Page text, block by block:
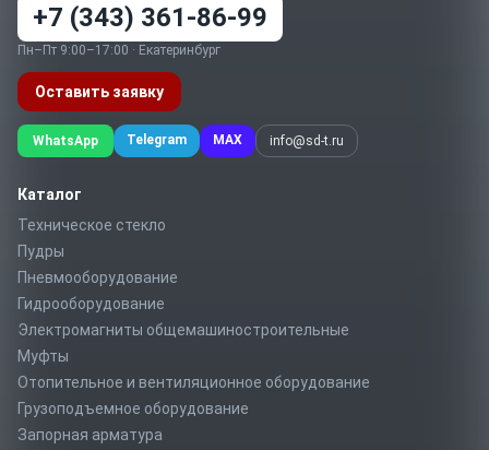
+7 (343) 361-86-99
Пн–Пт 9:00–17:00 · Екатеринбург
Оставить заявку
WhatsApp Telegram MAX info@sd-t.ru
Каталог
Техническое стекло
Пудры
Пневмооборудование
Гидрооборудование
Электромагниты общемашиностроительные
Муфты
Отопительное и вентиляционное оборудование
Грузоподъемное оборудование
Запорная арматура